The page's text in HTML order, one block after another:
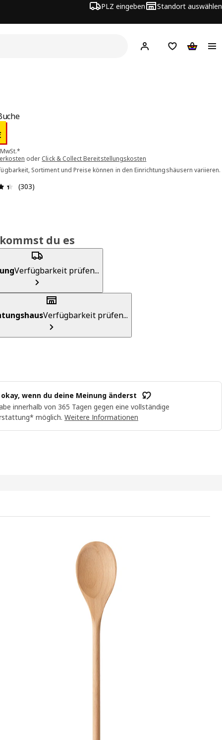
PLZ eingeben Standort auswählen
Hej! Hier einloggen
Merkzettel
1.00€
oder Click & Collect Bereitstellungskosten
Sortiment und Preise können in den Einrichtungshäusern variieren.
Bewertung: 4.4 von 5 Sterne Alle Bewertungen: 303
(303)
du es
Verfügbarkeit prüfen...
Verfügbarkeit prüfen...
wenn du deine Meinung änderst
innerhalb von 365 Tagen gegen eine vollständige
möglich. Weitere Informationen